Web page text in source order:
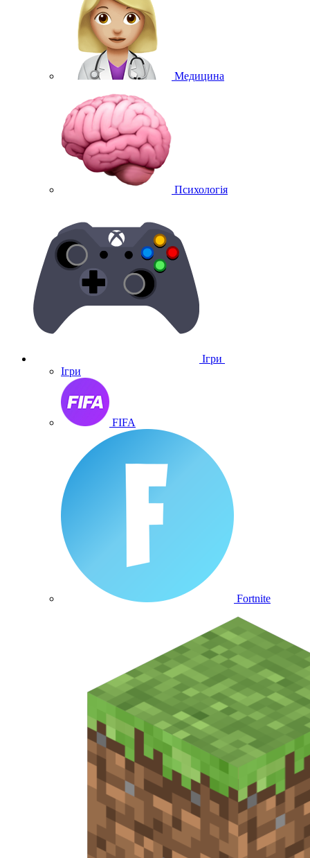
Медицина
Психологія
Ігри
Ігри
FIFA
Fortnite